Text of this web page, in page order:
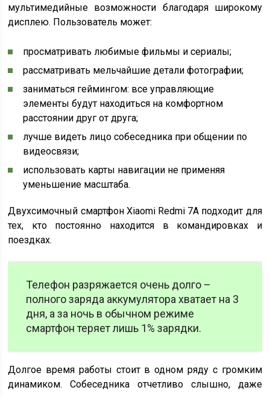
мультимедийные возможности благодаря широкому
дисплею. Пользователь может:
просматривать любимые фильмы и сериалы;
рассматривать мельчайшие детали фотографии;
заниматься геймингом: все управляющие
элементы будут находиться на комфортном
расстоянии друг от друга;
лучше видеть лицо собеседника при общении по
видеосвязи;
использовать карты навигации не применяя
уменьшение масштаба.
Двухсимочный смартфон Xiaomi Redmi 7A подходит для
тех, кто постоянно находится в командировках и
поездках.
Телефон разряжается очень долго –
полного заряда аккумулятора хватает на 3
дня, а за ночь в обычном режиме
смартфон теряет лишь 1% зарядки.
Долгое время работы стоит в одном ряду с громким
динамиком. Собеседника отчетливо слышно, даже